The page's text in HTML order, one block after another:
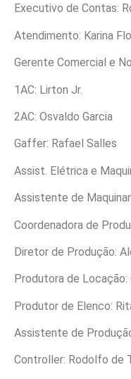
Executivo de Contas:
Atendimento: Karina
Gerente Comercial e
1AC: Lirton Jr.
2AC: Osvaldo Garcia
Gaffer: Rafael Salles
Assist. Elétrica e
Assistente de
Coordenadora de
Diretor de Produção:
Produtora de Locação:
Produtor de Elenco:
Assistente de
Controller: Rodolfo de